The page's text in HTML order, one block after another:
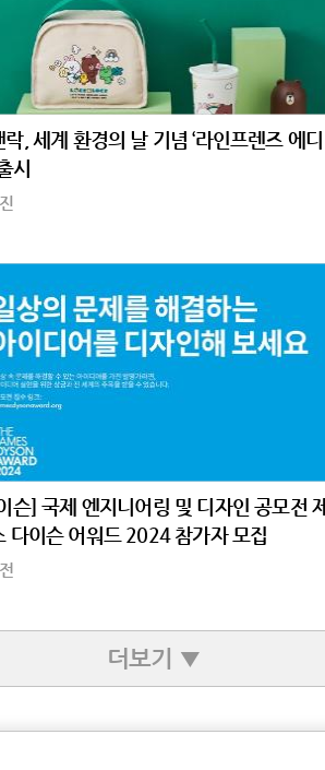
락, 세계 환경의 날 기념 ‘라인프렌즈 에디
시
슨] 국제 엔지니어링 및 디자인 공모전 제
다이슨 어워드 2024 참가자 모집
더보기 ▼